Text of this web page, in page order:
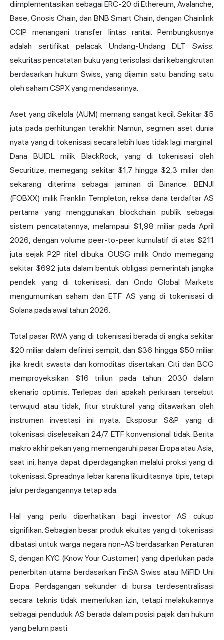
diimplementasikan sebagai ERC-20 di Ethereum, Avalanche,
Base, Gnosis Chain, dan BNB Smart Chain, dengan Chainlink
CCIP menangani transfer lintas rantai. Pembungkusnya
adalah sertifikat pelacak Undang-Undang DLT Swiss:
sekuritas pencatatan buku yang terisolasi dari kebangkrutan
berdasarkan hukum Swiss, yang dijamin satu banding satu
oleh saham CSPX yang mendasarinya.
Aset yang dikelola (AUM) memang sangat kecil. Sekitar $5
juta pada perhitungan terakhir. Namun, segmen aset dunia
nyata yang di tokenisasi secara lebih luas tidak lagi marginal.
Dana BUIDLmilik BlackRock, yang di tokenisasi oleh
Securitize, memegang sekitar $1,7 hingga $2,3 miliar dan
sekarang diterima sebagai jaminan di Binance. BENJI
(FOBXX) milik Franklin Templeton, reksa dana terdaftar AS
pertama yang menggunakan blockchain publik sebagai
sistem pencatatannya, melampaui $1,98 miliar pada April
2026, dengan volume peer-to-peer kumulatif di atas $211
juta sejak P2P ritel dibuka. OUSG milik Ondo memegang
sekitar $692 juta dalam bentuk obligasi pemerintah jangka
pendek yang di tokenisasi, dan Ondo Global Markets
mengumumkan saham dan ETF AS yang di tokenisasi di
Solana pada awal tahun 2026.
Total pasar RWA yang di tokenisasi berada di angka sekitar
$20 miliar dalam definisi sempit, dan $36 hingga $50 miliar
jika kredit swasta dan komoditas disertakan. Citi dan BCG
memproyeksikan $16 triliun pada tahun 2030 dalam
skenario optimis. Terlepas dari apakah perkiraan tersebut
terwujud atau tidak, fitur struktural yang ditawarkan oleh
instrumen investasi ini nyata. Eksposur S&P yang di
tokenisasi diselesaikan 24/7. ETF konvensional tidak. Berita
makro akhir pekan yang memengaruhi pasar Eropa atau Asia,
saat ini, hanya dapat diperdagangkan melalui proksi yang di
tokenisasi. Spreadnya lebar karena likuiditasnya tipis, tetapi
jalur perdagangannya tetap ada.
Hal yang perlu diperhatikan bagi investor AS cukup
signifikan. Sebagian besar produk ekuitas yang di tokenisasi
dibatasi untuk warga negara non-AS berdasarkan Peraturan
S, dengan KYC (Know Your Customer) yang diperlukan pada
penerbitan utama berdasarkan FinSA Swiss atau MiFID Uni
Eropa. Perdagangan sekunder di bursa terdesentralisasi
secara teknis tidak memerlukan izin, tetapi melakukannya
sebagai penduduk AS berada dalam posisi pajak dan hukum
yang belum pasti.